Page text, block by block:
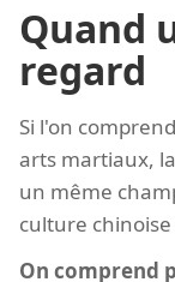
Quand
regard
Si l'on
arts martiaux,
un même
culture
On comprend